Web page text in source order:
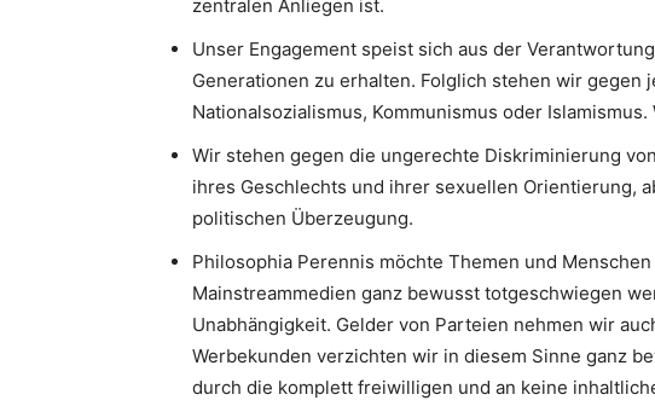
zentralen Anliegen ist.
Unser Engagement speist sich aus der
Generationen zu erhalten. Folglich stehen wir gegen
Nationalsozialismus, Kommunismus oder
Wir stehen gegen die ungerechte Diskriminierung
ihres Geschlechts und ihrer sexuellen Orientierung,
politischen Überzeugung.
Philosophia Perennis möchte Themen und
Mainstreammedien ganz bewusst totgeschwiegen
Unabhängigkeit. Gelder von Parteien nehmen wir
Werbekunden verzichten wir in diesem Sinne ganz
durch die komplett freiwilligen und an keine